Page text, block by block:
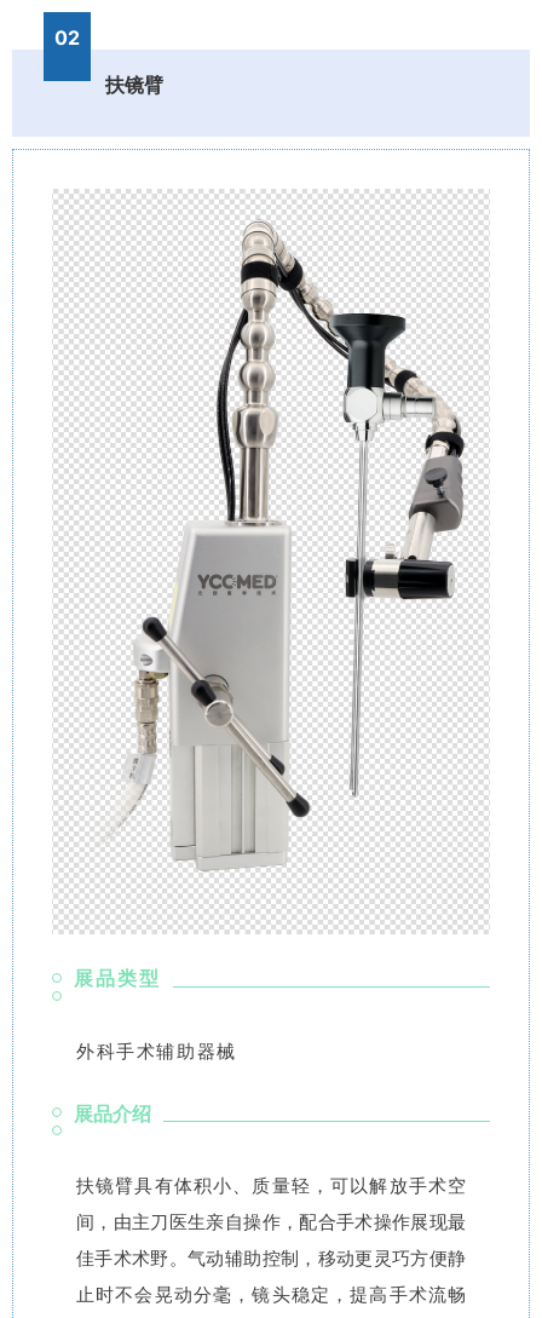
02
扶镜臂
展品类型
外科手术辅助器械
展品介绍
扶镜臂具有体积小、质量轻，可以解放手术空
间，由主刀医生亲自操作，配合手术操作展现最
佳手术术野。气动辅助控制，移动更灵巧方便静
止时不会晃动分毫，镜头稳定，提高手术流畅